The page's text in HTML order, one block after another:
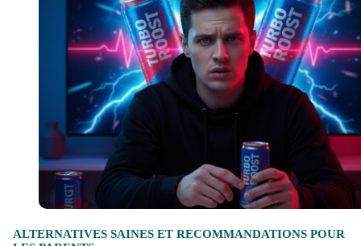
ALTERNATIVES SAINES ET RECOMMANDATIONS POUR